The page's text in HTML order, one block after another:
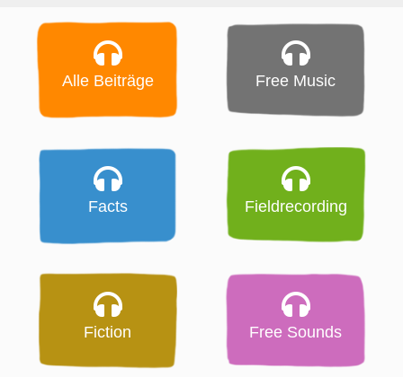
Alle Beiträge Free Music
Facts Fieldrecording
Fiction Free Sounds